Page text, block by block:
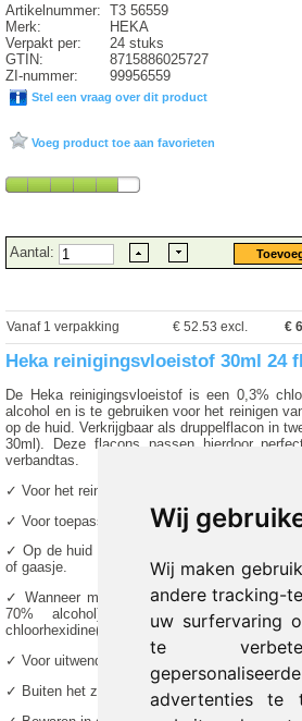
Wij
Wij maken
andere tracking-
uw surfervaring
te
advertenties te
Artikelnummer:
Merk:
Verpakt per:
GTIN:
ZI-nummer:
T3 56559
HEKA
24 stuks
8715886025727
99956559
Stel een vraag over dit product
Voeg product toe aan favorieten
Aantal:
Vanaf 1 verpakking € 52.53 excl. €
Heka reinigingsvloeistof 30ml 24
De Heka reinigingsvloeistof is een 0,3%
alcohol en is te gebruiken voor het reinigen
op de huid. Verkrijgbaar als druppelflacon in
30ml). Deze flacons passen hierdoor
verbandtas.
✓ Voor het reinigen van de intacte huid.
✓ Voor toepassing op de huid.
✓ Op de huid aanbrengen met een in Heka
of gaasje.
✓ Wanneer mag Heka Cleansing Liquid
70% alcohol) niet gebruikt worden?
chloorhexidine(digluconaat) of andere
✓ Voor uitwendig gebruik.
✓ Buiten het zicht en bereik van kinderen